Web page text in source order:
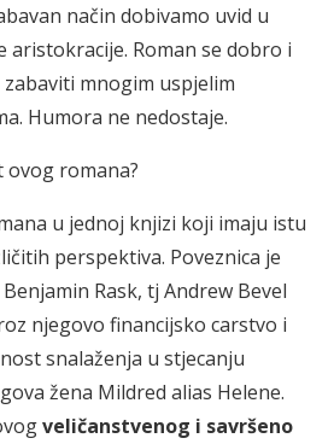
način dobivamo uvid u
aristokracije. Roman se dobro i
mnogim uspjelim
Humora ne nedostaje.
ovog romana?
u jednoj knjizi koji imaju istu
perspektiva. Poveznica je
Rask, tj Andrew Bevel
njegovo financijsko carstvo i
snalaženja u stjecanju
žena Mildred alias Helene.
veličanstvenog i savršeno